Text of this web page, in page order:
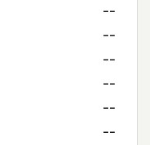
--
--
--
--
--
--